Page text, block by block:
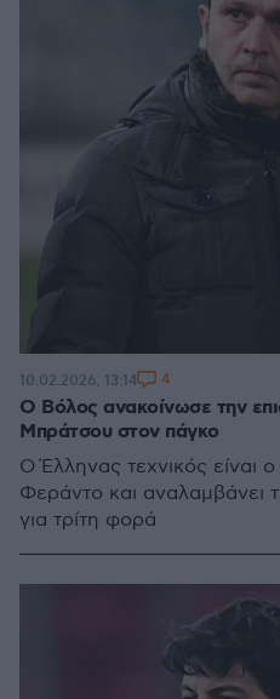
Ο Βόλος ανακοίνωσε την
Μπράτσου στον πάγκο
Ο Έλληνας τεχνικός είναι
Φεράντο και αναλαμβάνει
για τρίτη φορά
10.02.2026, 13:14 4